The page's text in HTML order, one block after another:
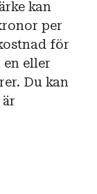
kan
per
för
eller
Du kan